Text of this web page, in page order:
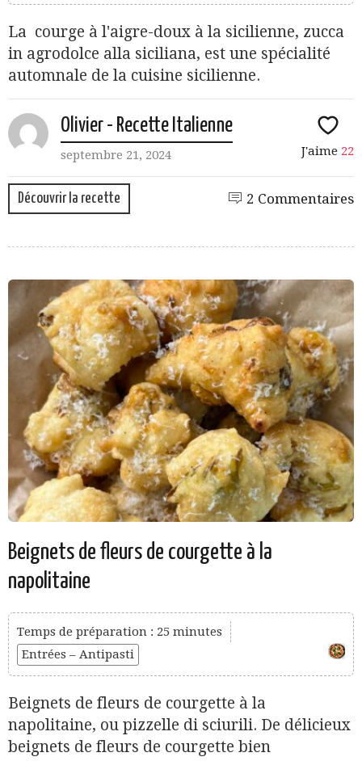
La courge à l'aigre-doux à la sicilienne, zucca
in agrodolce alla siciliana, est une spécialité
automnale de la cuisine sicilienne.
Olivier - Recette Italienne
septembre 21, 2024 J'aime 22
Découvrir la recette 2 Commentaires
Beignets de fleurs de courgette à la
napolitaine
Temps de préparation : 25 minutes
Entrées – Antipasti
Beignets de fleurs de courgette à la
napolitaine, ou pizzelle di sciurili. De délicieux
beignets de fleurs de courgette bien